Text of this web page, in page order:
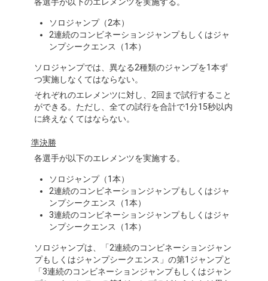
ソロジャンプ（2本）
2連続のコンビネーションジャンプもしくはジャ
ンプシークエンス（1本）
ソロジャンプでは、異なる2種類のジャンプを1本ず
つ実施しなくてはならない。
それぞれのエレメンツに対し、2回まで試行すること
ができる。ただし、全ての試行を合計で1分15秒以内
に終えなくてはならない。
準決勝
各選手が以下のエレメンツを実施する。
ソロジャンプ（1本）
2連続のコンビネーションジャンプもしくはジャ
ンプシークエンス（1本）
3連続のコンビネーションジャンプもしくはジャ
ンプシークエンス（1本）
ソロジャンプは、「2連続のコンビネーションジャン
プもしくはジャンプシークエンス」の第1ジャンプと
「3連続のコンビネーションジャンプもしくはジャン